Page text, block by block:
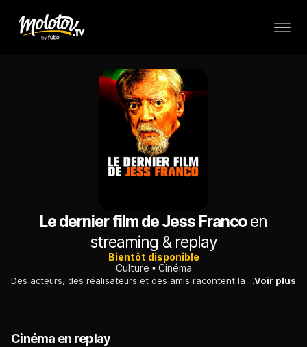
Le dernier film de Jess Francoen
streaming & replay
Bientôt disponible
Culture
Cinéma
Des acteurs, des réalisateurs et des amis racontent la carrière du prolifique Jess Franco, maître du cinéma bis espagnol mêlant horreur et érotisme.Voir plus
Cinéma en replay